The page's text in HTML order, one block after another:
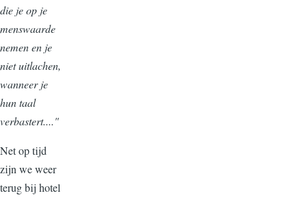
die je op je
menswaarde
nemen en je
niet uitlachen,
wanneer je
hun taal
verbastert...."
Net op tijd
zijn we weer
terug bij hotel